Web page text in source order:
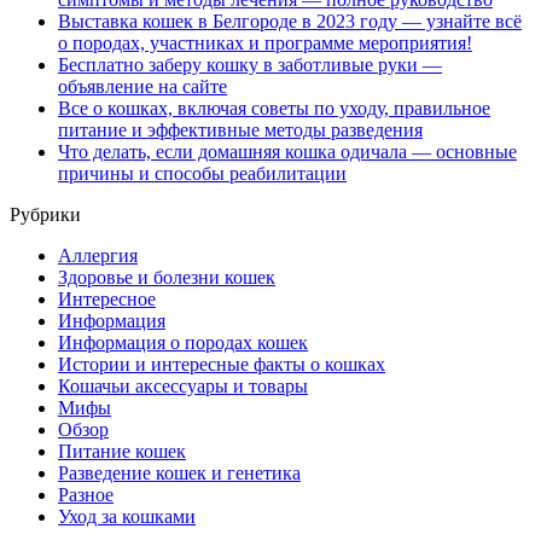
Выставка кошек в Белгороде в 2023 году — узнайте всё
о породах, участниках и программе мероприятия!
Бесплатно заберу кошку в заботливые руки —
объявление на сайте
Все о кошках, включая советы по уходу, правильное
питание и эффективные методы разведения
Что делать, если домашняя кошка одичала — основные
причины и способы реабилитации
Рубрики
Аллергия
Здоровье и болезни кошек
Интересное
Информация
Информация о породах кошек
Истории и интересные факты о кошках
Кошачьи аксессуары и товары
Мифы
Обзор
Питание кошек
Разведение кошек и генетика
Разное
Уход за кошками